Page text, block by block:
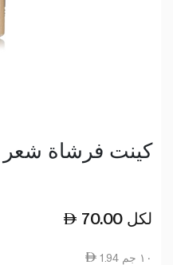
كينت فرشاة شعر
70.00 لكل
1.94 ١٠ جم